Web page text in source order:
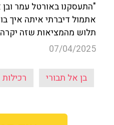
"התעסקנו באורטל עמר
אתמול דיברתי איתה איך
תלוש מהמציאות שזה
07/04/2025
בן אל תבורי רכילות